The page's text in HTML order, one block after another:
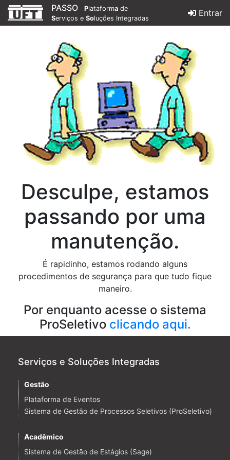
PASSO Plataforma de
Serviços e Soluções Integradas
Entrar
Desculpe, estamos
passando por uma
manutenção.
É rapidinho, estamos rodando alguns
procedimentos de segurança para que tudo fique
maneiro.
Por enquanto acesse o sistema
ProSeletivo clicando aqui.
Serviços e Soluções Integradas
Gestão
Plataforma de Eventos
Sistema de Gestão de Processos Seletivos (ProSeletivo)
Acadêmico
Sistema de Gestão de Estágios (Sage)